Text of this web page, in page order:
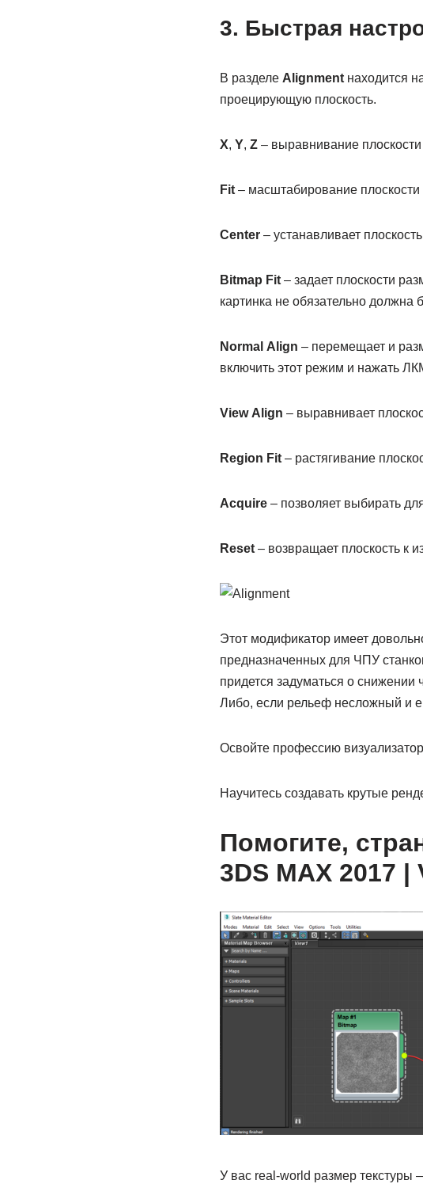
3. Быстрая
В разделе Alignmentнаходится
проецирующую плоскость.
X, Y, Z– выравнивание плоскости
Fit– масштабирование плоскости
Center– устанавливает
Bitmap Fit– задает плоскости
картинка не обязательно должна
Normal Align – перемещает и
включить этот режим и нажать
View Align – выравнивает
Region Fit– растягивание
Acquire– позволяет выбирать
Reset– возвращает плоскость к
Этот модификатор имеет
предназначенных для ЧПУ
придется задуматься о
Либо, если рельеф несложный и
Освойте профессию
Научитесь создавать крутые
Помогите,
3DS MAX 2017 |
У вас real-world размер текстуры